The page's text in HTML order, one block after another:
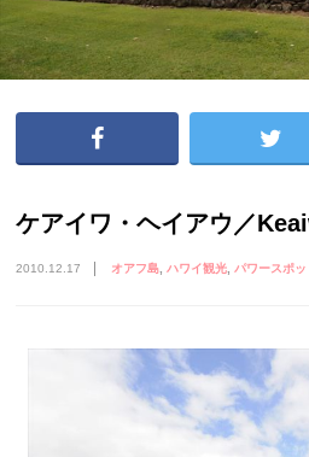
ケアイワ・ヘイアウ／
2010.12.17 オアフ島 ハワイ観光 パワースポッ